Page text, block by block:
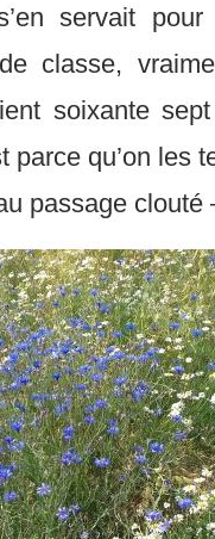
servait
classe,
soixante
parce qu’on les
passage clouté